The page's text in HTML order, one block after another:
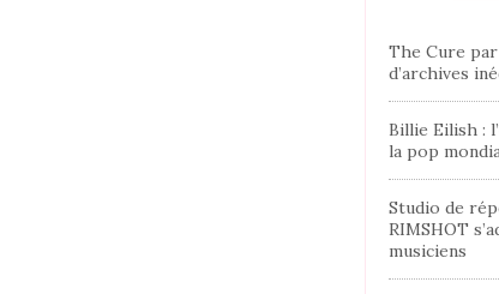
The Cure
d’archives
Billie Eilish :
la pop
Studio de
RIMSHOT
musiciens